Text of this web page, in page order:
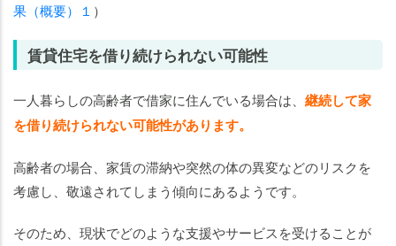
果（概要）１ ）
賃貸住宅を借り続けられない可能性
一人暮らしの高齢者で借家に住んでいる場合は、 継続して家
を借り続けられない可能性があります。
高齢者の場合、家賃の滞納や突然の体の異変などのリスクを
考慮し、敬遠されてしまう傾向にあるようです。
そのため、現状でどのような支援やサービスを受けることが